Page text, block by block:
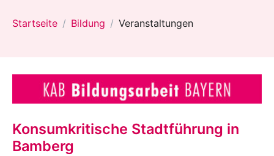
Startseite Bildung Veranstaltungen
Konsumkritische Stadtführung in
Bamberg